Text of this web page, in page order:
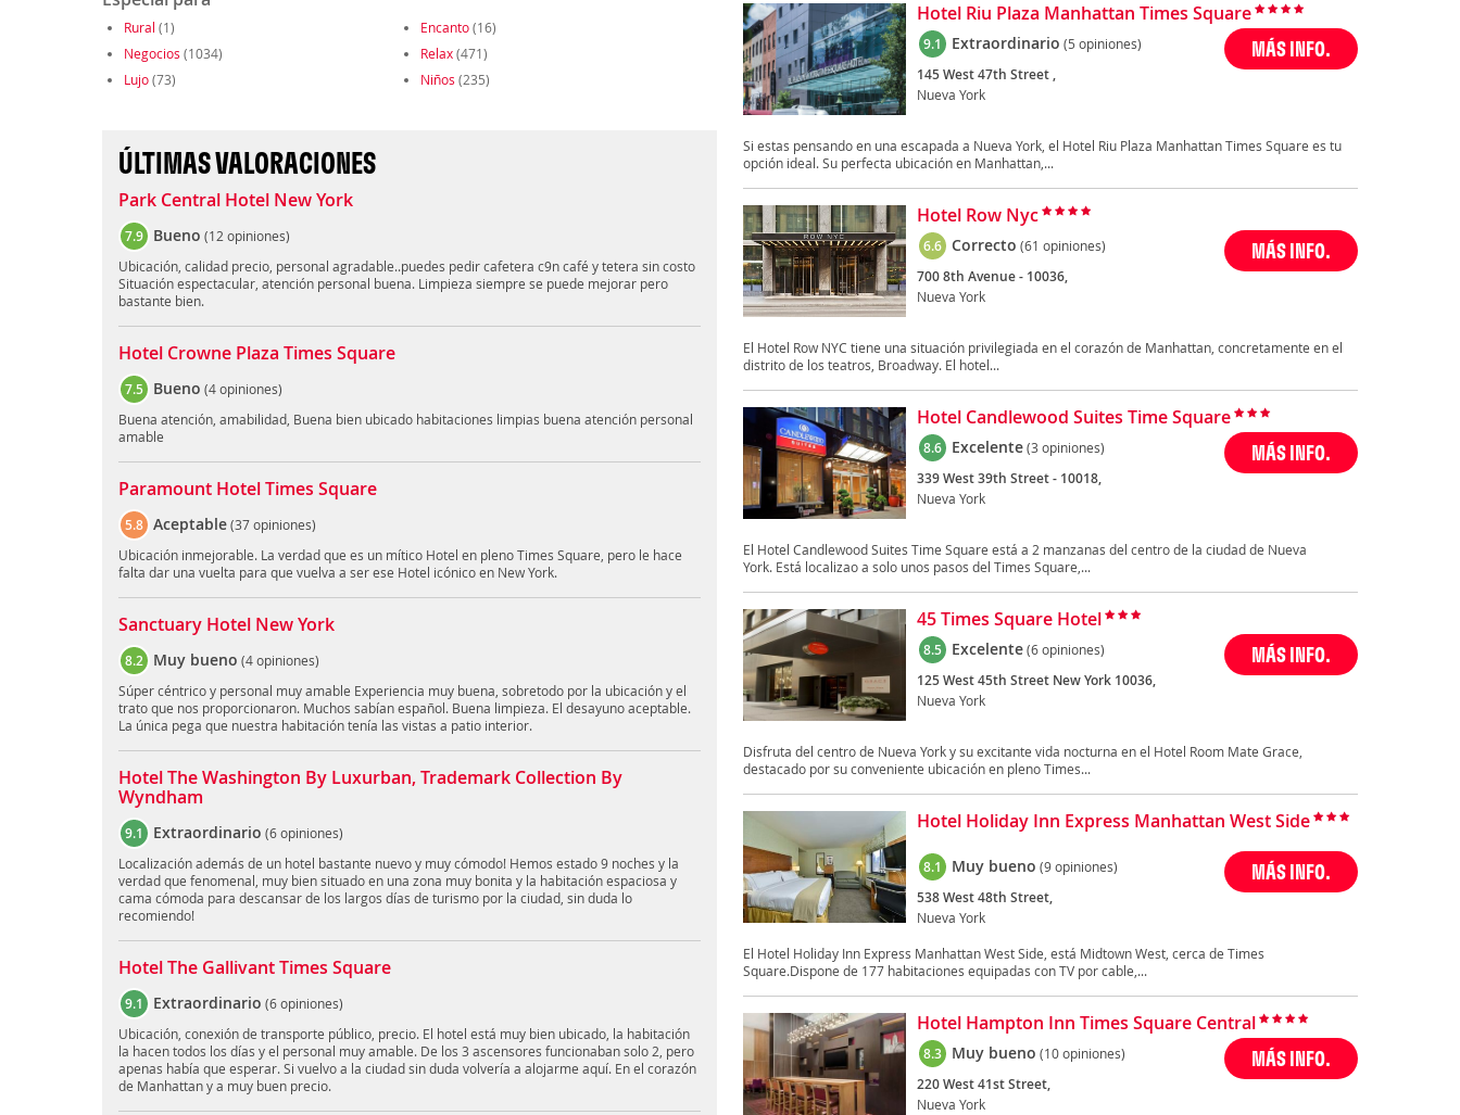
Rural (1) Encanto(16)
Negocios (1034) Relax(471)
Lujo(73) Niños (235)
ÚLTIMAS VALORACIONES
Park Central Hotel New York
7.9 Bueno (12 opiniones)
Ubicación, calidad precio, personal agradable..puedes pedir cafetera c9n café y tetera sin costo
Situación espectacular, atención personal buena. Limpieza siempre se puede mejorar pero
bastante bien.
Hotel Crowne Plaza Times Square
7.5 Bueno (4 opiniones)
Buena atención, amabilidad, Buena bien ubicado habitaciones limpias buena atención personal
amable
Paramount Hotel Times Square
5.8 Aceptable(37 opiniones)
Ubicación inmejorable. La verdad que es un mítico Hotel en pleno Times Square, pero le hace
falta dar una vuelta para que vuelva a ser ese Hotel icónico en New York.
Sanctuary Hotel New York
8.2 Muy bueno (4 opiniones)
Súper céntrico y personal muy amable Experiencia muy buena, sobretodo por la ubicación y el
trato que nos proporcionaron. Muchos sabían español. Buena limpieza. El desayuno aceptable.
La única pega que nuestra habitación tenía las vistas a patio interior.
Hotel The Washington By Luxurban, Trademark Collection By
Wyndham
9.1 Extraordinario (6 opiniones)
Localización además de un hotel bastante nuevo y muy cómodo! Hemos estado 9 noches y la
verdad que fenomenal, muy bien situado en una zona muy bonita y la habitación espaciosa y
cama cómoda para descansar de los largos días de turismo por la ciudad, sin duda lo
recomiendo!
Hotel The Gallivant Times Square
9.1 Extraordinario (6 opiniones)
Ubicación, conexión de transporte público, precio. El hotel está muy bien ubicado, la habitación
la hacen todos los días y el personal muy amable. De los 3 ascensores funcionaban solo 2, pero
apenas había que esperar. Si vuelvo a la ciudad sin duda volvería a alojarme aquí. En el corazón
de Manhattan y a muy buen precio.
Hotel Riu Plaza Manhattan Times Square
9.1 Extraordinario (5 opiniones)
145 West 47th Street ,
Nueva York
MÁS INFO.
Si estas pensando en una escapada a Nueva York, el Hotel Riu Plaza Manhattan Times Square es tu
opción ideal. Su perfecta ubicación en Manhattan,...
Hotel Row Nyc
6.6 Correcto (61 opiniones)
700 8th Avenue - 10036,
Nueva York
MÁS INFO.
El Hotel Row NYC tiene una situación privilegiada en el corazón de Manhattan, concretamente en el
distrito de los teatros, Broadway. El hotel...
Hotel Candlewood Suites Time Square
8.6 Excelente(3 opiniones)
339 West 39th Street - 10018,
Nueva York
MÁS INFO.
El Hotel Candlewood Suites Time Square está a 2 manzanas del centro de la ciudad de Nueva
York. Está localizao a solo unos pasos del Times Square,...
45 Times Square Hotel
8.5 Excelente(6 opiniones)
125 West 45th Street New York 10036,
Nueva York
MÁS INFO.
Disfruta del centro de Nueva York y su excitante vida nocturna en el Hotel Room Mate Grace,
destacado por su conveniente ubicación en pleno Times...
Hotel Holiday Inn Express Manhattan West Side
8.1 Muy bueno (9 opiniones)
538 West 48th Street,
Nueva York
MÁS INFO.
El Hotel Holiday Inn Express Manhattan West Side, está Midtown West, cerca de Times
Square.Dispone de 177 habitaciones equipadas con TV por cable,...
Hotel Hampton Inn Times Square Central
8.3 Muy bueno (10 opiniones)
220 West 41st Street,
Nueva York
MÁS INFO.